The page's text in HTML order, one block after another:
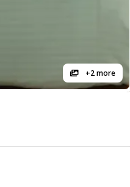
+2 more